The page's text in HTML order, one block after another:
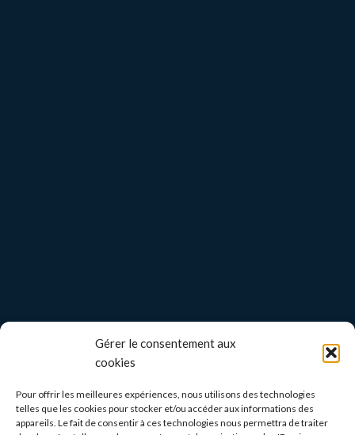
Gérer le consentement aux
cookies
Pour offrir les meilleures expériences, nous utilisons des technologies
telles que les cookies pour stocker et/ou accéder aux informations des
appareils. Le fait de consentir à ces technologies nous permettra de traiter